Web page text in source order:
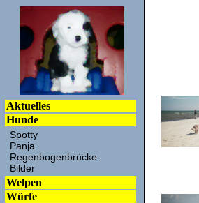
Aktuelles
Hunde
Spotty
Panja
Regenbogenbrücke
Bilder
Welpen
Würfe